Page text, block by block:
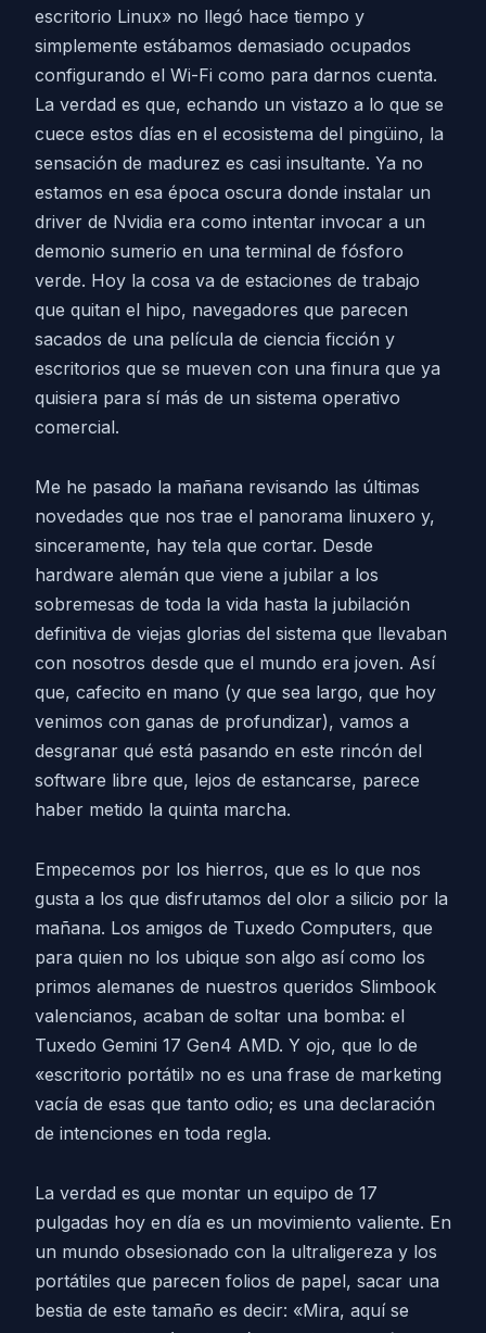
escritorio Linux» no llegó hace tiempo y
simplemente estábamos demasiado ocupados
configurando el Wi-Fi como para darnos cuenta.
La verdad es que, echando un vistazo a lo que se
cuece estos días en el ecosistema del pingüino, la
sensación de madurez es casi insultante. Ya no
estamos en esa época oscura donde instalar un
driver de Nvidia era como intentar invocar a un
demonio sumerio en una terminal de fósforo
verde. Hoy la cosa va de estaciones de trabajo
que quitan el hipo, navegadores que parecen
sacados de una película de ciencia ficción y
escritorios que se mueven con una finura que ya
quisiera para sí más de un sistema operativo
comercial.
Me he pasado la mañana revisando las últimas
novedades que nos trae el panorama linuxero y,
sinceramente, hay tela que cortar. Desde
hardware alemán que viene a jubilar a los
sobremesas de toda la vida hasta la jubilación
definitiva de viejas glorias del sistema que llevaban
con nosotros desde que el mundo era joven. Así
que, cafecito en mano (y que sea largo, que hoy
venimos con ganas de profundizar), vamos a
desgranar qué está pasando en este rincón del
software libre que, lejos de estancarse, parece
haber metido la quinta marcha.
Empecemos por los hierros, que es lo que nos
gusta a los que disfrutamos del olor a silicio por la
mañana. Los amigos de Tuxedo Computers, que
para quien no los ubique son algo así como los
primos alemanes de nuestros queridos Slimbook
valencianos, acaban de soltar una bomba: el
Tuxedo Gemini 17 Gen4 AMD. Y ojo, que lo de
«escritorio portátil» no es una frase de marketing
vacía de esas que tanto odio; es una declaración
de intenciones en toda regla.
La verdad es que montar un equipo de 17
pulgadas hoy en día es un movimiento valiente. En
un mundo obsesionado con la ultraligereza y los
portátiles que parecen folios de papel, sacar una
bestia de este tamaño es decir: «Mira, aquí se